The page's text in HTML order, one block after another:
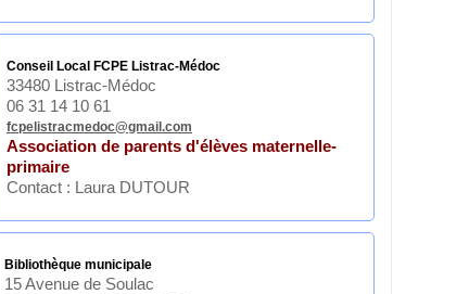
Conseil Local FCPE Listrac-Médoc
33480 Listrac-Médoc
06 31 14 10 61
fcpelistracmedoc@gmail.com
Association de parents d'élèves maternelle-
primaire
Contact : Laura DUTOUR
Bibliothèque municipale
15 Avenue de Soulac